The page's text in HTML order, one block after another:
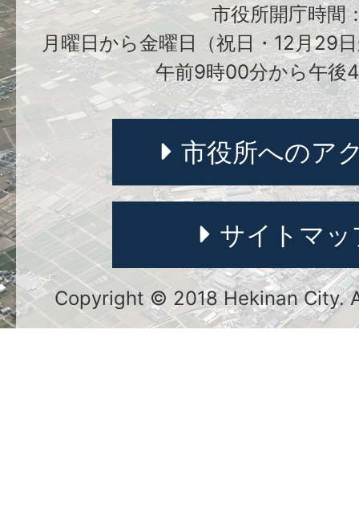
市役所開庁時間
月曜日から金曜日（祝日・12月29
午前9時00分から午後
市役所へのア
サイトマッ
Copyright © 2018 Hekinan City.